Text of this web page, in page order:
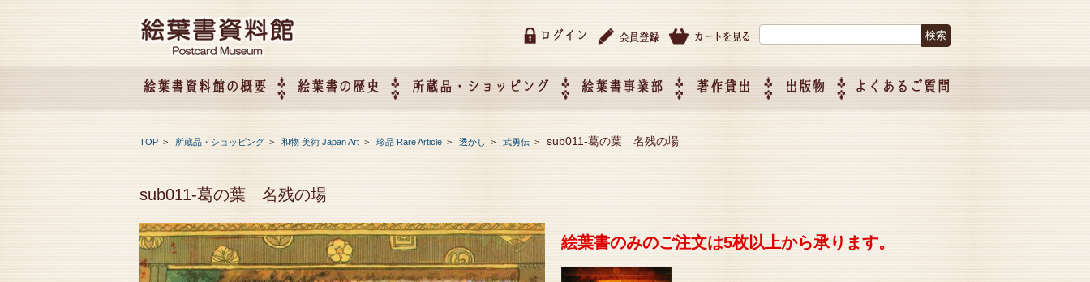
ログイン
絵葉書資料館の概要 絵葉書の歴史 所蔵品・ショッピング 絵葉書事業部
て
作）について
著作貸出 出版物 よくあるご質問
TOP > 所蔵品・ショッピング > 和物 美術 Japan Art > 珍品 Rare Article > 透かし > 武勇伝 > sub011-葛の葉 名残の場
sub011-葛の葉 名残の場
絵葉書のみのご注文は5枚以上から承ります。